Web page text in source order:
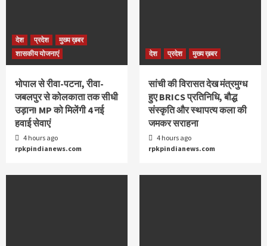
देश प्रदेश
मुख्य ख़बर
शासकीय योजनाएं
भोपाल से रीवा-पटना, रीवा-
जबलपुर से कोलकाता तक सीधी
उड़ान! MP को मिलेंगी 4 नई
हवाई सेवाएं
4 hours ago
rpkpindianews.com
देश प्रदेश मुख्य ख़बर
सांची की विरासत देख मंत्रमुग्ध
हुए BRICS प्रतिनिधि, बौद्ध
संस्कृति और स्थापत्य कला की
जमकर सराहना
4 hours ago
rpkpindianews.com